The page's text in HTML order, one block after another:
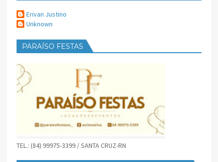
Erivan Justino
Unknown
PARAÍSO FESTAS
TEL.: (84) 99975-3399 / SANTA CRUZ-RN